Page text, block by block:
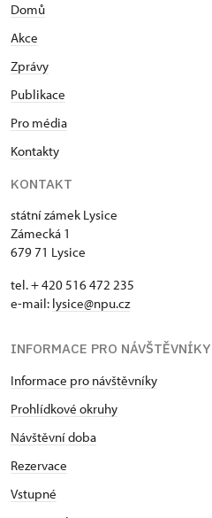
Domů
Akce
Zprávy
Publikace
Pro média
Kontakty
KONTAKT
státní zámek Lysice
Zámecká 1
679 71 Lysice
tel. + 420 516 472 235
e-mail: ​lysice@npu.cz
INFORMACE PRO NÁVŠTĚVNÍKY
Informace pro návštěvníky
Prohlídkové okruhy
Návštěvní doba
Rezervace
Vstupné